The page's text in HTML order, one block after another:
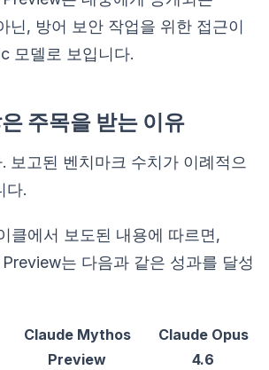
닌, 방어 보안 작업을 위한 접근이
모델로 보입니다.
주목을 받는 이유
보고된 벤치마크 수치가 이례적으
다.
클에서 보도된 내용에 따르면,
는 다음과 같은 성과를 달성
Claude Mythos
Preview
Claude Opus
4.6